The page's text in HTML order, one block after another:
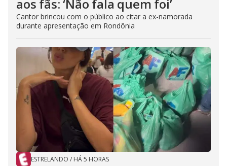
aos fãs: ‘Não fala quem foi’
Cantor brincou com o público ao citar a ex-namorada
durante apresentação em Rondônia
ESTRELANDO / HÁ 5 HORAS